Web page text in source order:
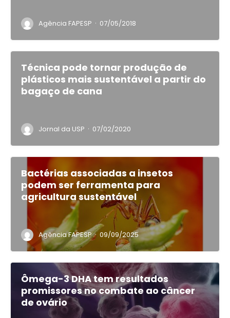
Agência FAPESP · 07/05/2018
Técnica pode tornar produção de
plásticos mais sustentável a partir do
bagaço de cana
Jornal da USP · 07/02/2020
Bactérias associadas a insetos
podem ser ferramenta para
agricultura sustentável
Agência FAPESP · 09/09/2025
Ômega-3 DHA tem resultados
promissores no combate ao câncer
de ovário